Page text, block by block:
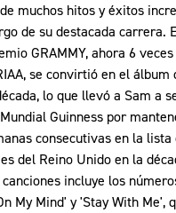
muchos hitos y éxitos
de su destacada carrera.
GRAMMY, ahora 6
se convirtió en el álbum
lo que llevó a Sam a
Guinness por
consecutivas en la lista
del Reino Unido en la
incluye los
My Mind' y 'Stay With Me',